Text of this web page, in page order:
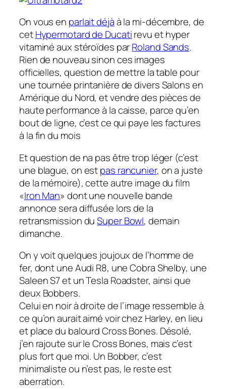
On vous en parlait déjàà la mi-décembre, de
cetHypermotard de Ducatirevu et hyper
vitaminé aux stéroïdes parRoland Sands.
Rien de nouveau sinon ces images
officielles, question de mettre la table pour
une tournée printanière de divers Salons en
Amérique du Nord, et vendre des pièces de
haute performance à la caisse, parce qu’en
bout de ligne, c’est ce qui paye les factures
à la fin du mois
Et question de na pas être trop léger (c’est
une blague, on estpas rancunier, on a juste
de la mémoire), cette autre image du film
«Iron Man» dont une nouvelle bande
annonce sera diffusée lors de la
retransmission duSuper Bowl, demain
dimanche.
On y voit quelques joujoux de l’homme de
fer, dont une Audi R8, une Cobra Shelby, une
Saleen S7 et un Tesla Roadster, ainsi que
deux Bobbers.
Celui en noir à droite de l’image ressemble à
ce qu’on aurait aimé voir chez Harley, en lieu
et place du balourd Cross Bones. Désolé,
j’en rajoute sur le Cross Bones, mais c’est
plus fort que moi. Un Bobber, c’est
minimaliste ou n’est pas, le reste est
aberration.